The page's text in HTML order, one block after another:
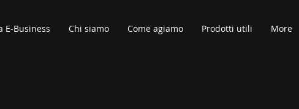
E-Business Chi siamo Come agiamo Prodotti utili More